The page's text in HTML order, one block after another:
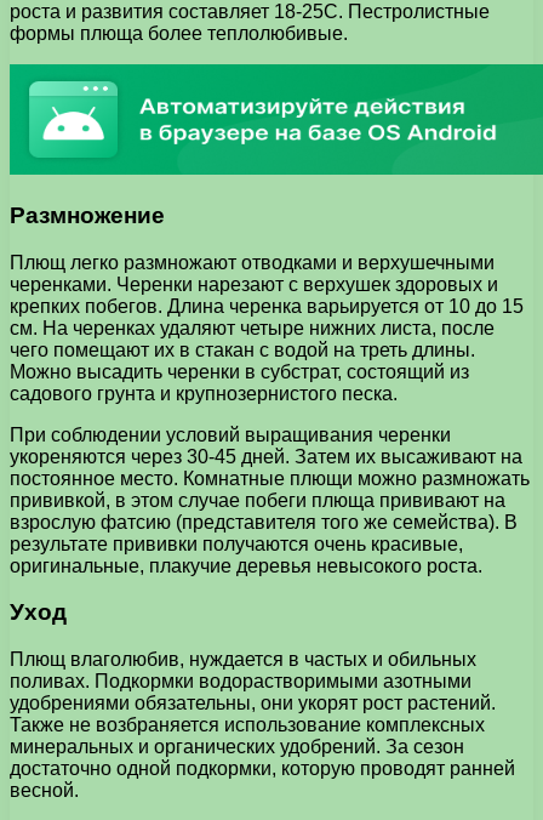
роста и развития составляет 18-25С. Пестролистные
формы плюща более теплолюбивые.
Размножение
Плющ легко размножают отводками и верхушечными
черенками. Черенки нарезают с верхушек здоровых и
крепких побегов. Длина черенка варьируется от 10 до 15
см. На черенках удаляют четыре нижних листа, после
чего помещают их в стакан с водой на треть длины.
Можно высадить черенки в субстрат, состоящий из
садового грунта и крупнозернистого песка.
При соблюдении условий выращивания черенки
укореняются через 30-45 дней. Затем их высаживают на
постоянное место. Комнатные плющи можно размножать
прививкой, в этом случае побеги плюща прививают на
взрослую фатсию (представителя того же семейства). В
результате прививки получаются очень красивые,
оригинальные, плакучие деревья невысокого роста.
Уход
Плющ влаголюбив, нуждается в частых и обильных
поливах. Подкормки водорастворимыми азотными
удобрениями обязательны, они укорят рост растений.
Также не возбраняется использование комплексных
минеральных и органических удобрений. За сезон
достаточно одной подкормки, которую проводят ранней
весной.